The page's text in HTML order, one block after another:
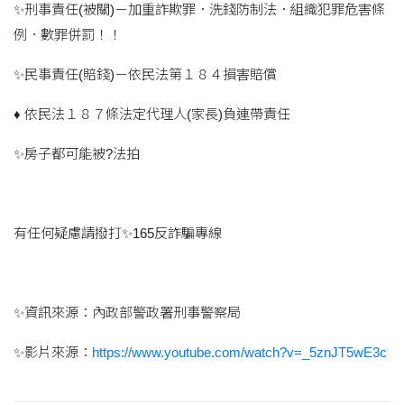
✨刑事責任(被關)－加重詐欺罪．洗錢防制法．組織犯罪危害條
例．數罪併罰！！
✨民事責任(賠錢)－依民法第１８４損害賠償
♦️ 依民法１８７條法定代理人(家長)負連帶責任
✨房子都可能被?法拍
有任何疑慮請撥打✨165反詐騙專線
✨資訊來源：內政部警政署刑事警察局
✨影片來源： https://www.youtube.com/watch?v=_5znJT5wE3c